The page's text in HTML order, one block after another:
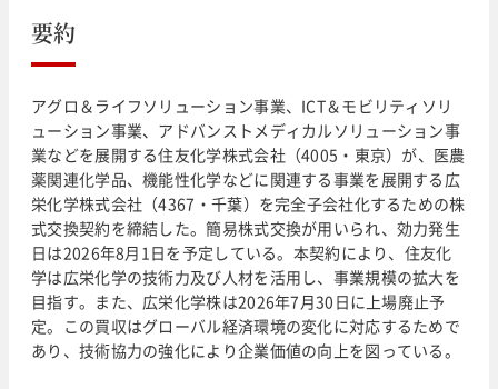
要約
アグロ＆ライフソリューション事業、ICT＆モビリティソリ
ューション事業、アドバンストメディカルソリューション事
業などを展開する住友化学株式会社（4005・東京）が、医農
薬関連化学品、機能性化学などに関連する事業を展開する広
栄化学株式会社（4367・千葉）を完全子会社化するための株
式交換契約を締結した。簡易株式交換が用いられ、効力発生
日は2026年8月1日を予定している。本契約により、住友化
学は広栄化学の技術力及び人材を活用し、事業規模の拡大を
目指す。また、広栄化学株は2026年7月30日に上場廃止予
定。この買収はグローバル経済環境の変化に対応するためで
あり、技術協力の強化により企業価値の向上を図っている。